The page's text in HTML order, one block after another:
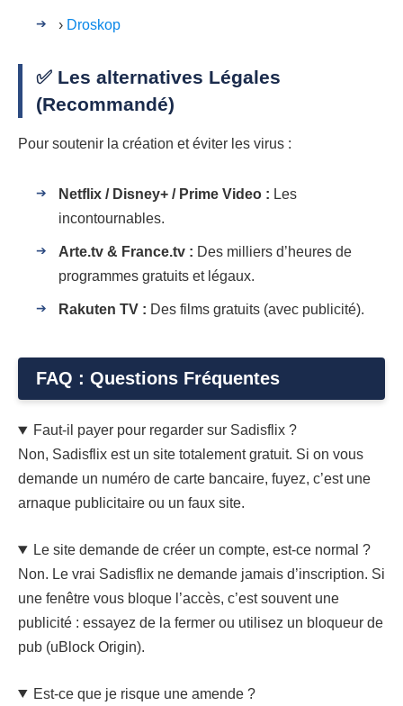
› Droskop
✅ Les alternatives Légales
(Recommandé)
Pour soutenir la création et éviter les virus :
Netflix / Disney+ / Prime Video : Les
incontournables.
Arte.tv & France.tv : Des milliers d’heures de
programmes gratuits et légaux.
Rakuten TV : Des films gratuits (avec publicité).
FAQ : Questions Fréquentes
Faut-il payer pour regarder sur Sadisflix ?
Non, Sadisflix est un site totalement gratuit. Si on vous
demande un numéro de carte bancaire, fuyez, c’est une
arnaque publicitaire ou un faux site.
Le site demande de créer un compte, est-ce normal ?
Non. Le vrai Sadisflix ne demande jamais d’inscription. Si
une fenêtre vous bloque l’accès, c’est souvent une
publicité : essayez de la fermer ou utilisez un bloqueur de
pub (uBlock Origin).
Est-ce que je risque une amende ?